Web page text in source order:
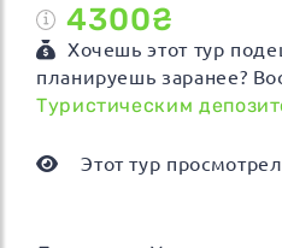
4300₴
Хочешь этот тур
планируешь заранее?
Туристическим
Этот тур